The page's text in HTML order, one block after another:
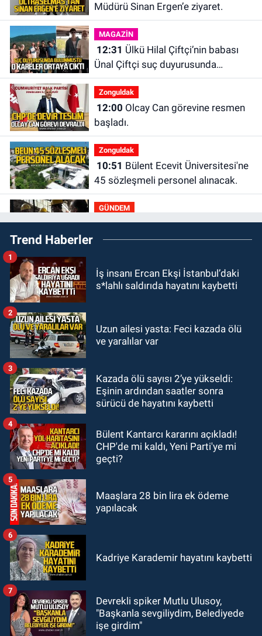
Müdürü Sinan Ergen’e ziyaret.
MAGAZİN
12:31
Ünal Çiftçi suç duyurusunda
bulundu. Birlikte çekilen kareler
ortaya çıktı.
Zonguldak
12:00
başladı.
Zonguldak
10:51
45 sözleşmeli personel alınacak.
GÜNDEM
10:00Dışarıdakiler: Bir Zamanlar
Almanya’da’ 21 Ağustos’ta
GÜNDEM
22:57 Kim yeni kim eski!
21:11Zonguldak’ta A101
müşteriden iki kez tahsilat yaptı
20:48Zonguldaklı oyuncu Ülkü
Hilal Çiftçi'nin babasından suç
Trend Haberler
İş insanı Ercan Ekşi İstanbul’daki
s*lahlı saldırıda hayatını kaybetti
1
Uzun ailesi yasta: Feci kazada ölü
ve yaralılar var
2
Kazada ölü sayısı 2’ye yükseldi:
Eşinin ardından saatler sonra
sürücü de hayatını kaybetti
3
Bülent Kantarcı kararını açıkladı!
CHP'de mi kaldı, Yeni Parti'ye mi
geçti?
4
Maaşlara 28 bin lira ek ödeme
yapılacak
5
Kadriye Karademir hayatını kaybetti
6
Devrekli spiker Mutlu Ulusoy,
"Başkanla sevgiliydim, Belediyede
işe girdim"
7